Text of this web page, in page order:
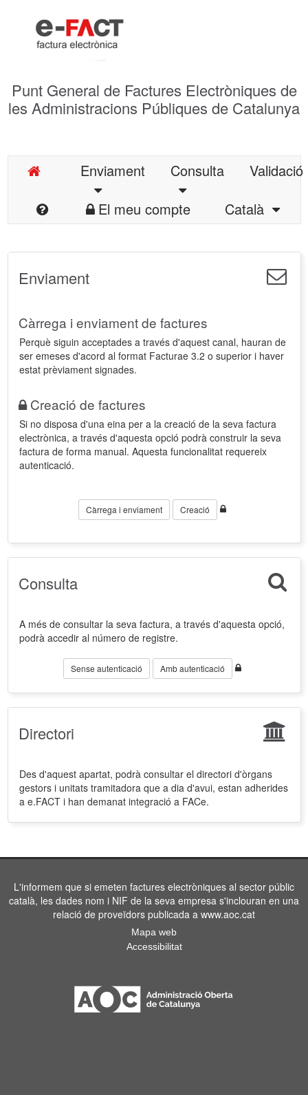
Punt General de Factures Electròniques de
les Administracions Públiques de Catalunya
Enviament Consulta
Validació
El meu compte
Català
Enviament
Càrrega i enviament de factures
Perquè siguin acceptades a través d'aquest canal, hauran de
ser emeses d'acord al format Facturae 3.2 o superior i haver
estat prèviament signades.
Creació de factures
Si no disposa d'una eina per a la creació de la seva factura
electrònica, a través d'aquesta opció podrà construir la seva
factura de forma manual. Aquesta funcionalitat requereix
autenticació.
Càrrega i enviament Creació
Consulta
A més de consultar la seva factura, a través d'aquesta opció,
podrà accedir al número de registre.
Sense autenticació Amb autenticació
Directori
Des d'aquest apartat, podrà consultar el directori d'òrgans
gestors i unitats tramitadora que a dia d'avui, estan adherides
a e.FACT i han demanat integració a FACe.
L'informem que si emeten factures electròniques al sector públic
català, les dades nom i NIF de la seva empresa s'inclouran en una
relació de proveïdors publicada a www.aoc.cat
Mapa web
Accessibilitat